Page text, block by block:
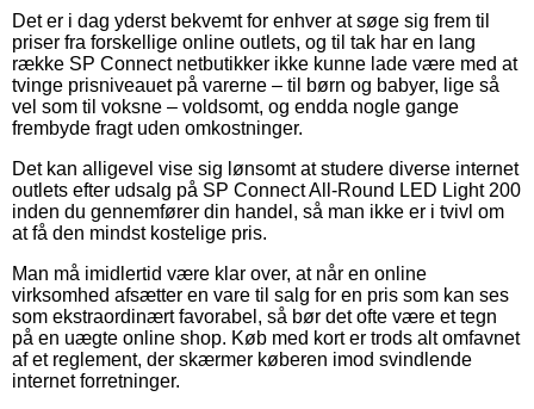
Det er i dag yderst bekvemt for enhver at søge sig frem til
priser fra forskellige online outlets, og til tak har en lang
række SP Connect netbutikker ikke kunne lade være med at
tvinge prisniveauet på varerne – til børn og babyer, lige så
vel som til voksne – voldsomt, og endda nogle gange
frembyde fragt uden omkostninger.
Det kan alligevel vise sig lønsomt at studere diverse internet
outlets efter udsalg på SP Connect All-Round LED Light 200
inden du gennemfører din handel, så man ikke er i tvivl om
at få den mindst kostelige pris.
Man må imidlertid være klar over, at når en online
virksomhed afsætter en vare til salg for en pris som kan ses
som ekstraordinært favorabel, så bør det ofte være et tegn
på en uægte online shop. Køb med kort er trods alt omfavnet
af et reglement, der skærmer køberen imod svindlende
internet forretninger.